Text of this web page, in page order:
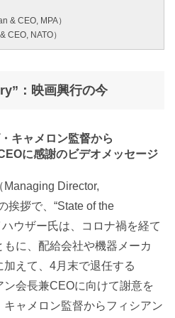
& CEO, MPA）
CEO, NATO）
：映画興行の今
キャメロン監督から
に感謝のビデオメッセージ
Managing Director,
挨拶で、“State of the
ハウザー氏は、コロナ禍を経て
に、配給会社や機器メーカ
えて、4月末で退任する
ン会長兼CEOに向けて謝意を
ャメロン監督からフィシアン